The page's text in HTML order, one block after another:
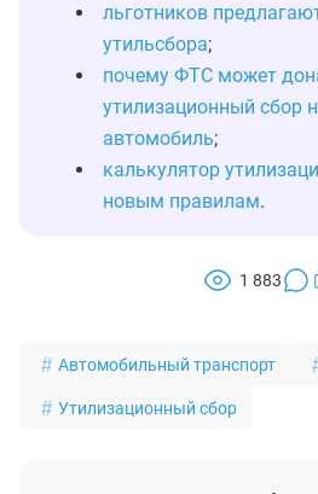
льготников
утильсбора;
почему ФТС может
утилизационный сбор
автомобиль;
калькулятор
новым правилам.
1 883
Автомобильный транспорт
Утилизационный сбор